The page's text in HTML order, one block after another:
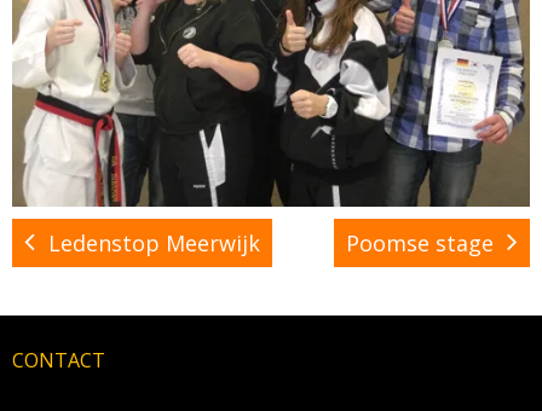
Ledenstop Meerwijk Poomse stage
CONTACT